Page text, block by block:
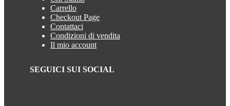
Carrello
Checkout Page
Contattaci
Condizioni di vendita
Il mio account
SEGUICI SUI SOCIAL